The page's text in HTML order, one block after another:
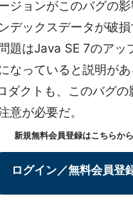
ジョンがこのバグの
デックスデータが破
題はJava SE 7のアッ
なっていると説明が
ダクトも、このバグ
意が必要だ。
新規無料会員登録はこちらから
ログイン／無料会員登